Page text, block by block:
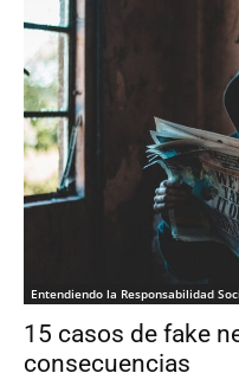
Entendiendo la Responsabilidad
15 casos de fake
consecuencias